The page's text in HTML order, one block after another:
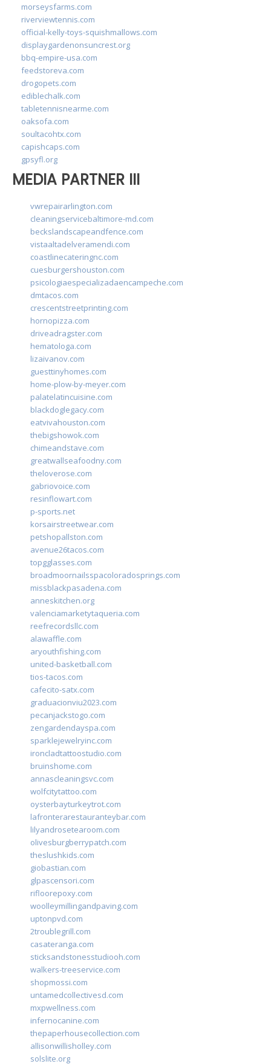
morseysfarms.com
riverviewtennis.com
official-kelly-toys-squishmallows.com
displaygardenonsuncrest.org
bbq-empire-usa.com
feedstoreva.com
drogopets.com
ediblechalk.com
tabletennisnearme.com
oaksofa.com
soultacohtx.com
capishcaps.com
gpsyfl.org
MEDIA PARTNER III
vwrepairarlington.com
cleaningservicebaltimore-md.com
beckslandscapeandfence.com
vistaaltadelveramendi.com
coastlinecateringnc.com
cuesburgershouston.com
psicologiaespecializadaencampeche.com
dmtacos.com
crescentstreetprinting.com
hornopizza.com
driveadragster.com
hematologa.com
lizaivanov.com
guesttinyhomes.com
home-plow-by-meyer.com
palatelatincuisine.com
blackdoglegacy.com
eatvivahouston.com
thebigshowok.com
chimeandstave.com
greatwallseafoodny.com
theloverose.com
gabriovoice.com
resinflowart.com
p-sports.net
korsairstreetwear.com
petshopallston.com
avenue26tacos.com
topgglasses.com
broadmoornailsspacoloradosprings.com
missblackpasadena.com
anneskitchen.org
valenciamarketytaqueria.com
reefrecordsllc.com
alawaffle.com
aryouthfishing.com
united-basketball.com
tios-tacos.com
cafecito-satx.com
graduacionviu2023.com
pecanjackstogo.com
zengardendayspa.com
sparklejewelryinc.com
ironcladtattoostudio.com
bruinshome.com
annascleaningsvc.com
wolfcitytattoo.com
oysterbayturkeytrot.com
lafronterarestauranteybar.com
lilyandrosetearoom.com
olivesburgberrypatch.com
theslushkids.com
giobastian.com
glpascensori.com
rifloorepoxy.com
woolleymillingandpaving.com
uptonpvd.com
2troublegrill.com
casateranga.com
sticksandstonesstudiooh.com
walkers-treeservice.com
shopmossi.com
untamedcollectivesd.com
mxpwellness.com
infernocanine.com
thepaperhousecollection.com
allisonwillisholley.com
solslite.org